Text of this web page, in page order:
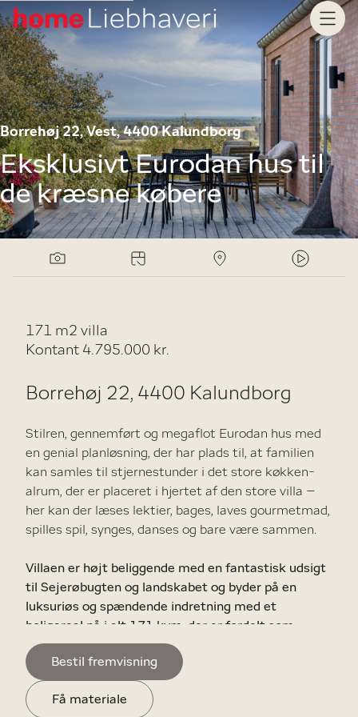
Borrehøj 22, Vest, 4400 Kalundborg
Eksklusivt Eurodan hus til
de kræsne købere
171 m2 villa
Kontant 4.795.000 kr.
Borrehøj 22, 4400 Kalundborg
Stilren, gennemført og megaflot Eurodan hus med
en genial planløsning, der har plads til, at familien
kan samles til stjernestunder i det store køkken-
alrum, der er placeret i hjertet af den store villa –
her kan der læses lektier, bages, laves gourmetmad,
spilles spil, synges, danses og bare være sammen.
Villaen er højt beliggende med en fantastisk udsigt
til Sejerøbugten og landskabet og byder på en
luksuriøs og spændende indretning med et
boligareal på i alt 171 kvm, der er fordelt som
følger: entre – bryggers – gæstebadeværelse med
brus – viktualierum – 2 værelser – tv-stue –
meget flot Svanekøkken med udgang til den store
terrasselounge og i åben forbindelse til stuen med
Bestil fremvisning
Få materiale